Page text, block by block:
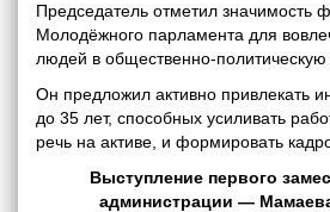
Председатель отметил значимость
Молодёжного парламента для
людей в общественно-политическую
Он предложил активно привлекать
до 35 лет, способных усиливать
речь на активе, и формировать
Выступление первого
администрации —